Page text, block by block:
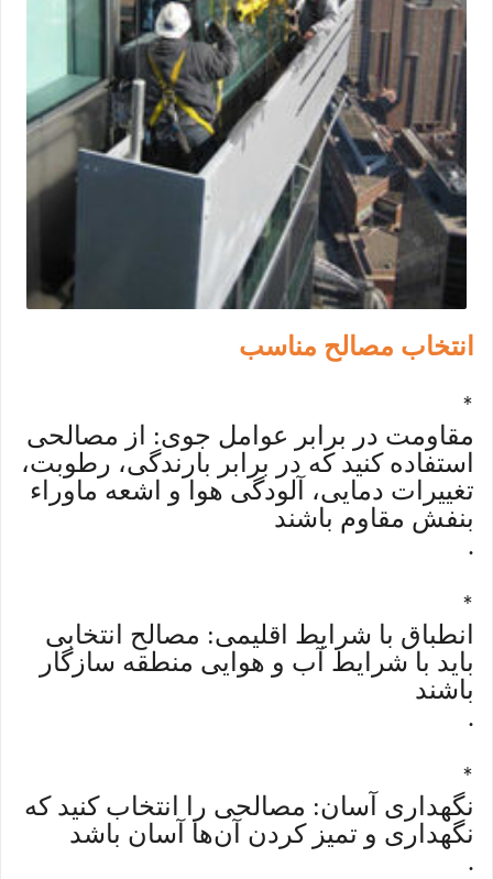
انتخاب مصالح مناسب
*
مقاومت در برابر عوامل جوی: از مصالحی
استفاده کنید که در برابر بارندگی، رطوبت،
تغییرات دمایی، آلودگی هوا و اشعه ماوراء
بنفش مقاوم باشند
.
*
انطباق با شرایط اقلیمی: مصالح انتخابی
باید با شرایط آب و هوایی منطقه سازگار
باشند
.
*
نگهداری آسان: مصالحی را انتخاب کنید که
نگهداری و تمیز کردن آن‌ها آسان باشد
.